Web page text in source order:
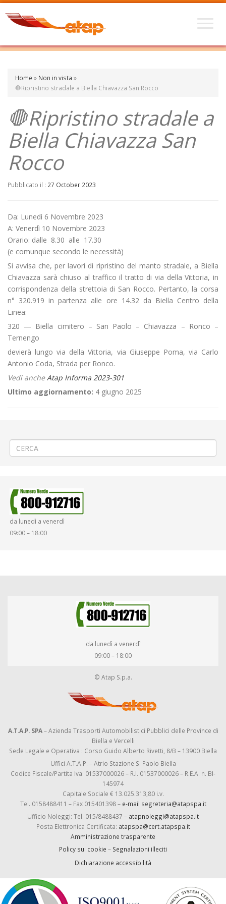
Home » Non in vista »
🛑Ripristino stradale a Biella Chiavazza San Rocco
🛑Ripristino stradale a
Biella Chiavazza San
Rocco
Pubblicato il : 27 October 2023
Da: Lunedì 6 Novembre 2023
A: Venerdì 10 Novembre 2023
Orario: dalle 8.30 alle 17.30
(e comunque secondo le necessità)
Si avvisa che, per lavori di ripristino del manto stradale, a Biella
Chiavazza sarà chiuso al traffico il tratto di via della Vittoria, in
corrispondenza della strettoia di San Rocco. Pertanto, la corsa
n° 320.919 in partenza alle ore 14.32 da Biella Centro della
Linea:
320 — Biella cimitero – San Paolo – Chiavazza – Ronco –
Ternengo
devierà lungo via della Vittoria, via Giuseppe Poma, via Carlo
Antonio Coda, Strada per Ronco.
Vedi ancheAtap Informa 2023-301
Ultimo aggiornamento: 4 giugno 2025
da lunedì a venerdì
09:00 – 18:00
da lunedì a venerdì
09:00 – 18:00
© Atap S.p.a.
A.T.A.P. SPA– Azienda Trasporti Automobilistici Pubblici delle Province di
Biella e Vercelli
Sede Legale e Operativa : Corso Guido Alberto Rivetti, 8/B – 13900 Biella
Uffici A.T.A.P. – Atrio Stazione S. Paolo Biella
Codice Fiscale/Partita Iva: 01537000026 – R.I. 01537000026 – R.E.A. n. BI-
145974
Capitale Sociale € 13.025.313,80 i.v.
Tel. 0158488411 – Fax 015401398 – e-mail segreteria@atapspa.it
Ufficio Noleggi: Tel. 015/8488437 – atapnoleggi@atapspa.it
Posta Elettronica Certificata: atapspa@cert.atapspa.it
Amministrazione trasparente
Policy sui cookie – Segnalazioni illeciti
Dichiarazione accessibilità